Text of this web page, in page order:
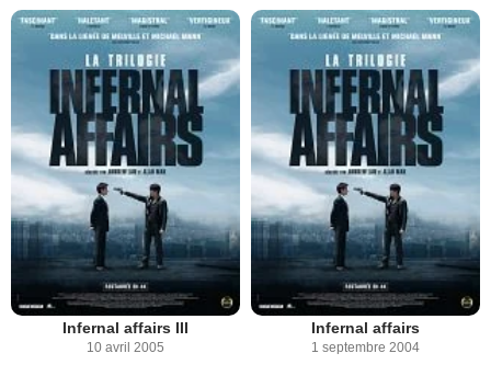
Infernal affairs III
10 avril 2005
Infernal affairs
1 septembre 2004